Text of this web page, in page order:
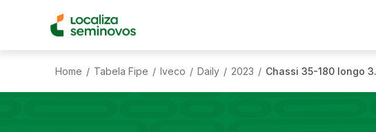
Home / Tabela Fipe / Iveco / Daily / 2023 / Chassi 35-180 longo